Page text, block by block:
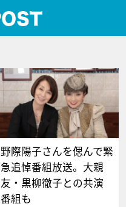
野際陽子さんを偲んで緊
急追悼番組放送。大親
友・黒柳徹子との共演
番組も